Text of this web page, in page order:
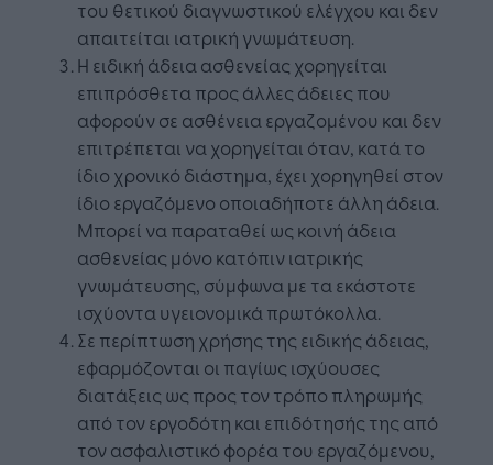
του θετικού διαγνωστικού ελέγχου και δεν
απαιτείται ιατρική γνωμάτευση.
Η ειδική άδεια ασθενείας χορηγείται
επιπρόσθετα προς άλλες άδειες που
αφορούν σε ασθένεια εργαζομένου και δεν
επιτρέπεται να χορηγείται όταν, κατά το
ίδιο χρονικό διάστημα, έχει χορηγηθεί στον
ίδιο εργαζόμενο οποιαδήποτε άλλη άδεια.
Μπορεί να παραταθεί ως κοινή άδεια
ασθενείας μόνο κατόπιν ιατρικής
γνωμάτευσης, σύμφωνα με τα εκάστοτε
ισχύοντα υγειονομικά πρωτόκολλα.
Σε περίπτωση χρήσης της ειδικής άδειας,
εφαρμόζονται οι παγίως ισχύουσες
διατάξεις ως προς τον τρόπο πληρωμής
από τον εργοδότη και επιδότησής της από
τον ασφαλιστικό φορέα του εργαζόμενου,